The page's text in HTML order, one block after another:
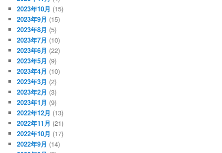
2023年10月 (15)
2023年9月 (15)
2023年8月 (5)
2023年7月 (10)
2023年6月 (22)
2023年5月 (9)
2023年4月 (10)
2023年3月 (2)
2023年2月 (3)
2023年1月 (9)
2022年12月 (13)
2022年11月 (21)
2022年10月 (17)
2022年9月 (14)